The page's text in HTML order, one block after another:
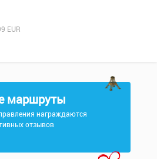
EUR
маршруты
награждаются
отзывов